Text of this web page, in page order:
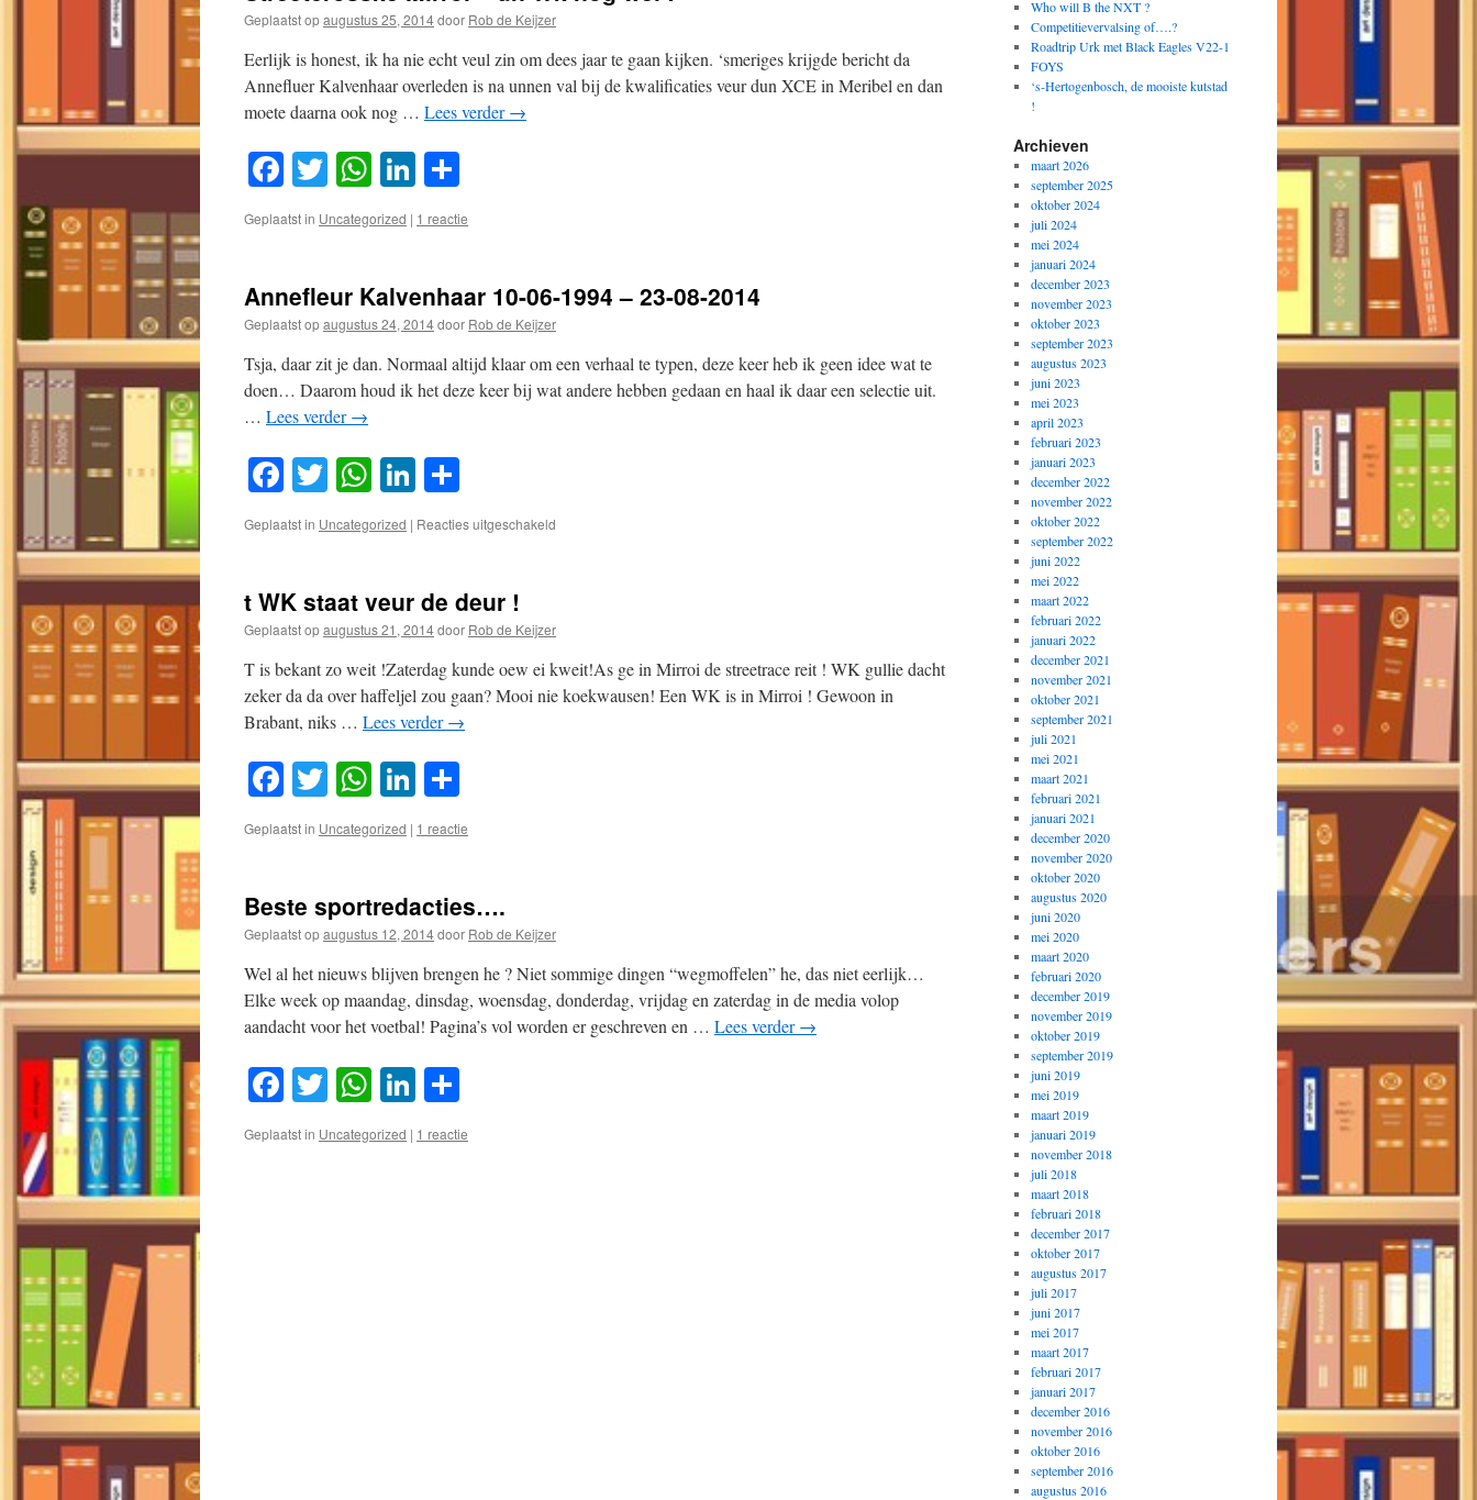
Geplaatst opaugustus 25, 2014door Rob de Keijzer
Eerlijk is honest, ik ha nie echt veul zin om dees jaar te gaan kijken. ‘smeriges krijgde bericht da
Annefluer Kalvenhaar overleden is na unnen val bij de kwalificaties veur dun XCE in Meribel en dan
moete daarna ook nog … Lees verder→
Facebook
TwitterWhatsApp
LinkedIn
Geplaatst in Uncategorized | 1 reactie
Annefleur Kalvenhaar 10-06-1994 – 23-08-2014
Geplaatst opaugustus 24, 2014door Rob de Keijzer
Tsja, daar zit je dan. Normaal altijd klaar om een verhaal te typen, deze keer heb ik geen idee wat te
doen… Daarom houd ik het deze keer bij wat andere hebben gedaan en haal ik daar een selectie uit.
… Lees verder→
Facebook
TwitterWhatsApp
LinkedIn
Geplaatst in Uncategorized | Reacties uitgeschakeld
–
08-
2014
t WK staat veur de deur !
Geplaatst opaugustus 21, 2014door Rob de Keijzer
T is bekant zo weit !Zaterdag kunde oew ei kweit!As ge in Mirroi de streetrace reit ! WK gullie dacht
zeker da da over haffeljel zou gaan? Mooi nie koekwausen! Een WK is in Mirroi ! Gewoon in
Brabant, niks … Lees verder→
Facebook
TwitterWhatsApp
LinkedIn
Geplaatst in Uncategorized | 1 reactie
Beste sportredacties….
Geplaatst opaugustus 12, 2014door Rob de Keijzer
Wel al het nieuws blijven brengen he ? Niet sommige dingen “wegmoffelen” he, das niet eerlijk…
Elke week op maandag, dinsdag, woensdag, donderdag, vrijdag en zaterdag in de media volop
aandacht voor het voetbal! Pagina’s vol worden er geschreven en … Lees verder→
Facebook
TwitterWhatsApp
LinkedIn
Geplaatst in Uncategorized | 1 reactie
Who will B the NXT ?
Competitievervalsing of….?
Roadtrip Urk met Black Eagles V22-1
FOYS
‘s-Hertogenbosch, de mooiste kutstad
!
Archieven
maart 2026
september 2025
oktober 2024
juli 2024
mei 2024
januari 2024
december 2023
november 2023
oktober 2023
september 2023
augustus 2023
juni 2023
mei 2023
april 2023
februari 2023
januari 2023
december 2022
november 2022
oktober 2022
september 2022
juni 2022
mei 2022
maart 2022
februari 2022
januari 2022
december 2021
november 2021
oktober 2021
september 2021
juli 2021
mei 2021
maart 2021
februari 2021
januari 2021
december 2020
november 2020
oktober 2020
augustus 2020
juni 2020
mei 2020
maart 2020
februari 2020
december 2019
november 2019
oktober 2019
september 2019
juni 2019
mei 2019
maart 2019
januari 2019
november 2018
juli 2018
maart 2018
februari 2018
december 2017
oktober 2017
augustus 2017
juli 2017
juni 2017
mei 2017
maart 2017
februari 2017
januari 2017
december 2016
november 2016
oktober 2016
september 2016
augustus 2016